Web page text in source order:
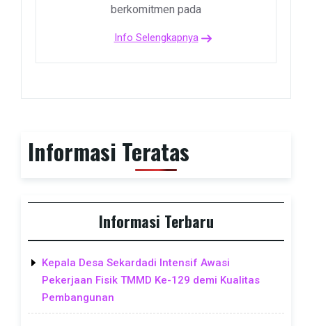
berkomitmen pada
Info Selengkapnya
Informasi Teratas
Informasi Terbaru
Kepala Desa Sekardadi Intensif Awasi
Pekerjaan Fisik TMMD Ke-129 demi Kualitas
Pembangunan